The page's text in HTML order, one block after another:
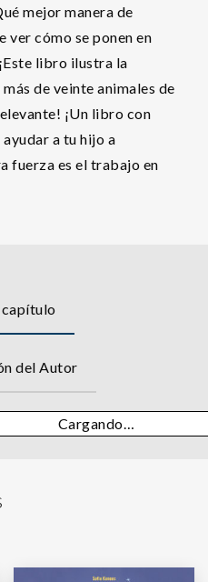
mejor manera de
ver cómo se ponen en
libro ilustra la
de veinte animales de
¡Un libro con
a tu hijo a
fuerza es el trabajo en
del Autor
Cargando…